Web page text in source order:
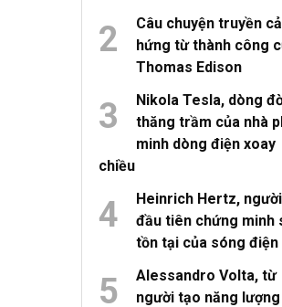
Câu chuyện truyền
hứng từ thành công
Thomas Edison
Nikola Tesla, dòng
thăng trầm của nhà
minh dòng điện xoay
chiều
Heinrich Hertz, người
đầu tiên chứng minh
tồn tại của sóng
Alessandro Volta, từ
người tạo năng lượng